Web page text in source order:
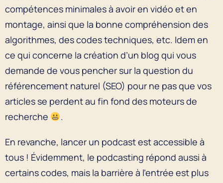
compétences minimales à avoir en vidéo et en
montage, ainsi que la bonne compréhension des
algorithmes, des codes techniques, etc. Idem en
ce qui concerne la création d’un blog qui vous
demande de vous pencher sur la question du
référencement naturel (SEO) pour ne pas que vos
articles se perdent au fin fond des moteurs de
recherche
.
En revanche, lancer un podcast est accessible à
tous ! Évidemment, le podcasting répond aussi à
certains codes, mais la barrière à l’entrée est plus